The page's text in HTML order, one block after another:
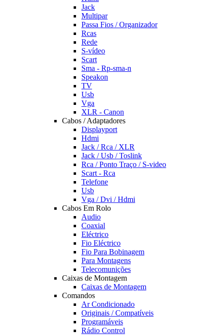
Jack
Multipar
Passa Fios / Organizador
Rcas
Rede
S-vídeo
Scart
Sma - Rp-sma-n
Speakon
TV
Usb
Vga
XLR - Canon
Cabos / Adaptadores
Displayport
Hdmi
Jack / Rca / XLR
Jack / Usb / Toslink
Rca / Ponto Traço / S-video
Scart - Rca
Telefone
Usb
Vga / Dvi / Hdmi
Cabos Em Rolo
Audio
Coaxial
Eléctrico
Fio Eléctrico
Fio Para Bobinagem
Para Montagens
Telecomunições
Caixas de Montagem
Caixas de Montagem
Comandos
Ar Condicionado
Originais / Compatíveis
Programáveis
Rádio Control